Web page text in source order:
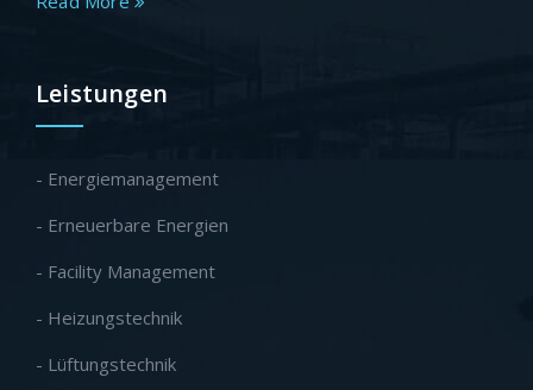
Leistungen
- Energiemanagement
- Erneuerbare Energien
- Facility Management
- Heizungstechnik
- Lüftungstechnik